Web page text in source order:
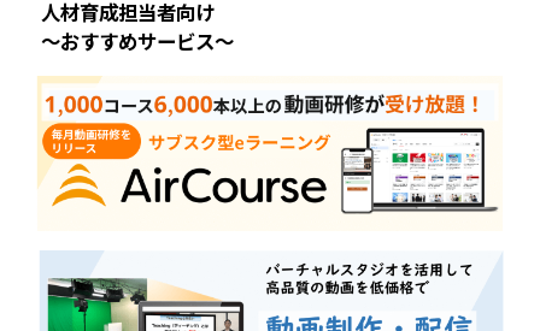
人材育成担当者向け
～おすすめサービス～